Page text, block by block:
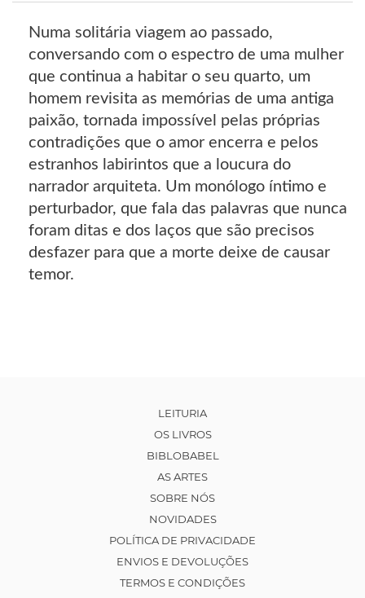
Numa solitária viagem ao passado,
conversando com o espectro de uma mulher
que continua a habitar o seu quarto, um
homem revisita as memórias de uma antiga
paixão, tornada impossível pelas próprias
contradições que o amor encerra e pelos
estranhos labirintos que a loucura do
narrador arquiteta. Um monólogo íntimo e
perturbador, que fala das palavras que nunca
foram ditas e dos laços que são precisos
desfazer para que a morte deixe de causar
temor.
LEITURIA
OS LIVROS
BIBLOBABEL
AS ARTES
SOBRE NÓS
NOVIDADES
POLÍTICA DE PRIVACIDADE
ENVIOS E DEVOLUÇÕES
TERMOS E CONDIÇÕES